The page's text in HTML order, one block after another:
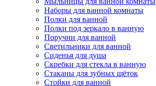
Наборы для ванной комнаты
Полки для ванной
Полки под зеркало в ванную
Поручни для ванной
Светильники для ванной
Сиденья для душа
Скребки для стекла в ванную
Стаканы для зубных щёток
Стойки для ванной